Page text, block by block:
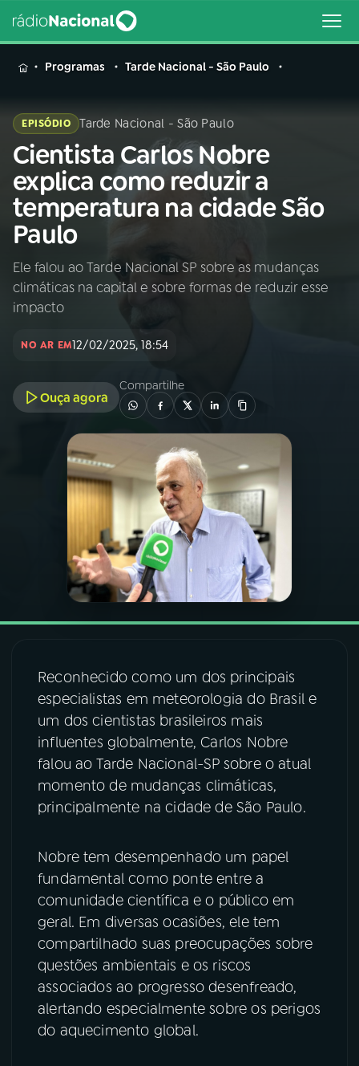
MENU
Buscar
na
Rádio
Nacional
Buscar
01INÍCIO
02A RÁDIO
03PROGRAMAÇÃO
PROGRAMAS
PODCASTS
VIDEOCASTS
ACOMPANHE A RÁDIO NACIONAL
YouTube Facebook
Instagram X
Programas Tarde Nacional - São Paulo
EPISÓDIO Tarde Nacional - São Paulo
Cientista Carlos Nobre
explica como reduzir a
temperatura na cidade São
Paulo
Ele falou ao Tarde Nacional SP sobre as mudanças
climáticas na capital e sobre formas de reduzir esse
impacto
NO AR EM12/02/2025, 18:54
Ouça agora
Compartilhe
Reconhecido como um dos principais
especialistas em meteorologia do Brasil e
um dos cientistas brasileiros mais
influentes globalmente, Carlos Nobre
falou ao Tarde Nacional-SP sobre o atual
momento de mudanças climáticas,
principalmente na cidade de São Paulo.
Nobre tem desempenhado um papel
fundamental como ponte entre a
comunidade científica e o público em
geral. Em diversas ocasiões, ele tem
compartilhado suas preocupações sobre
questões ambientais e os riscos
associados ao progresso desenfreado,
alertando especialmente sobre os perigos
do aquecimento global.